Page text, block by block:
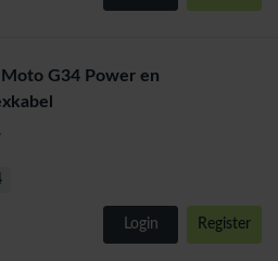
G34 Power en
Login Register